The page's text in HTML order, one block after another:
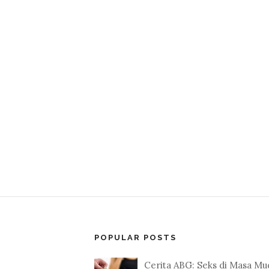
POPULAR POSTS
Cerita ABG: Seks di Masa